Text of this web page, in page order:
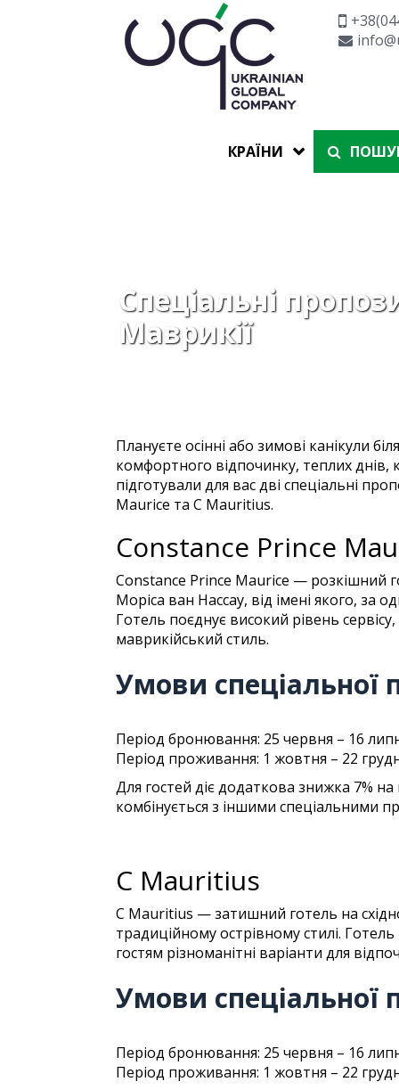
КРАЇНИ
Спеціальні
Маврикії
Плануєте осінні або зимові канікули
комфортного відпочинку, теплих днів,
підготували для вас дві спеціальні
Maurice та C Mauritius.
Constance Prince
Constance Prince Maurice — розкішний
Моріса ван Нассау, від імені якого, за
Готель поєднує високий рівень
маврикійський стиль.
Умови спеціальної
Період бронювання: 25 червня – 16
Період проживання: 1 жовтня – 22
Для гостей діє додаткова знижка 7%
комбінується з іншими спеціальними
C Mauritius
C Mauritius — затишний готель на
традиційному острівному стилі.
гостям різноманітні варіанти для
Умови спеціальної
Період бронювання: 25 червня – 16
Період проживання: 1 жовтня – 22